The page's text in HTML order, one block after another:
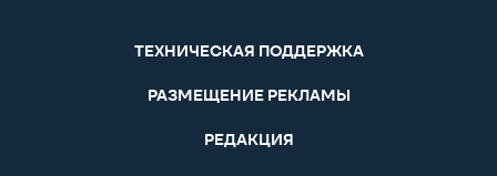
ТЕХНИЧЕСКАЯ ПОДДЕРЖКА
РАЗМЕЩЕНИЕ РЕКЛАМЫ
РЕДАКЦИЯ